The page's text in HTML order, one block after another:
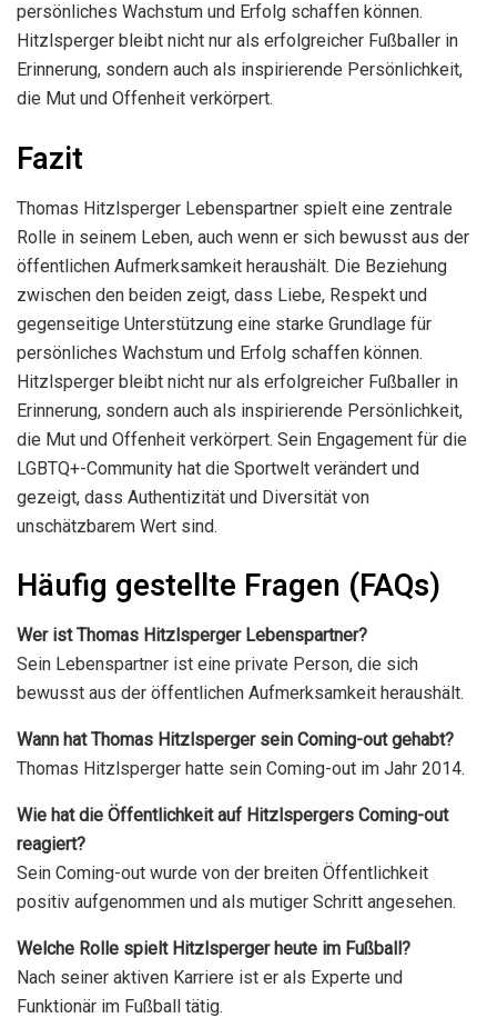
persönliches Wachstum und Erfolg schaffen können.
Hitzlsperger bleibt nicht nur als erfolgreicher Fußballer in
Erinnerung, sondern auch als inspirierende Persönlichkeit,
die Mut und Offenheit verkörpert.
Fazit
Thomas Hitzlsperger Lebenspartner spielt eine zentrale
Rolle in seinem Leben, auch wenn er sich bewusst aus der
öffentlichen Aufmerksamkeit heraushält. Die Beziehung
zwischen den beiden zeigt, dass Liebe, Respekt und
gegenseitige Unterstützung eine starke Grundlage für
persönliches Wachstum und Erfolg schaffen können.
Hitzlsperger bleibt nicht nur als erfolgreicher Fußballer in
Erinnerung, sondern auch als inspirierende Persönlichkeit,
die Mut und Offenheit verkörpert. Sein Engagement für die
LGBTQ+-Community hat die Sportwelt verändert und
gezeigt, dass Authentizität und Diversität von
unschätzbarem Wert sind.
Häufig gestellte Fragen (FAQs)
Wer ist Thomas Hitzlsperger Lebenspartner?
Sein Lebenspartner ist eine private Person, die sich
bewusst aus der öffentlichen Aufmerksamkeit heraushält.
Wann hat Thomas Hitzlsperger sein Coming-out gehabt?
Thomas Hitzlsperger hatte sein Coming-out im Jahr 2014.
Wie hat die Öffentlichkeit auf Hitzlspergers Coming-out
reagiert?
Sein Coming-out wurde von der breiten Öffentlichkeit
positiv aufgenommen und als mutiger Schritt angesehen.
Welche Rolle spielt Hitzlsperger heute im Fußball?
Nach seiner aktiven Karriere ist er als Experte und
Funktionär im Fußball tätig.